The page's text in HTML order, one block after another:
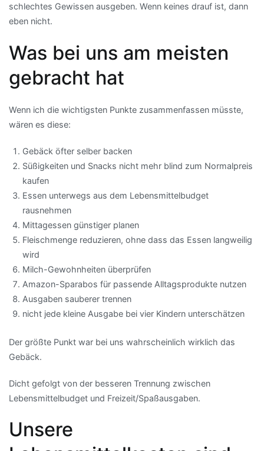
schlechtes Gewissen ausgeben. Wenn keines drauf ist, dann
eben nicht.
Was bei uns am meisten
gebracht hat
Wenn ich die wichtigsten Punkte zusammenfassen müsste,
wären es diese:
Gebäck öfter selber backen
Süßigkeiten und Snacks nicht mehr blind zum Normalpreis
kaufen
Essen unterwegs aus dem Lebensmittelbudget
rausnehmen
Mittagessen günstiger planen
Fleischmenge reduzieren, ohne dass das Essen langweilig
wird
Milch-Gewohnheiten überprüfen
Amazon-Sparabos für passende Alltagsprodukte nutzen
Ausgaben sauberer trennen
nicht jede kleine Ausgabe bei vier Kindern unterschätzen
Der größte Punkt war bei uns wahrscheinlich wirklich das
Gebäck.
Dicht gefolgt von der besseren Trennung zwischen
Lebensmittelbudget und Freizeit/Spaßausgaben.
Unsere